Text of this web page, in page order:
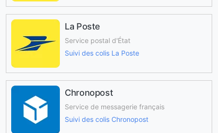
La Poste
Service postal d'État
Suivi des colis La Poste
Chronopost
Service de messagerie français
Suivi des colis Chronopost